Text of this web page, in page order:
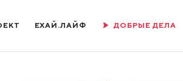
ЕХАЙ.ЛАЙФ ДОБРЫЕ ДЕЛА